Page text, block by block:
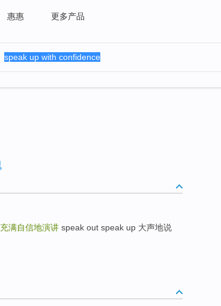
惠惠 更多产品
充满自信地演讲 speak out speak up 大声地说